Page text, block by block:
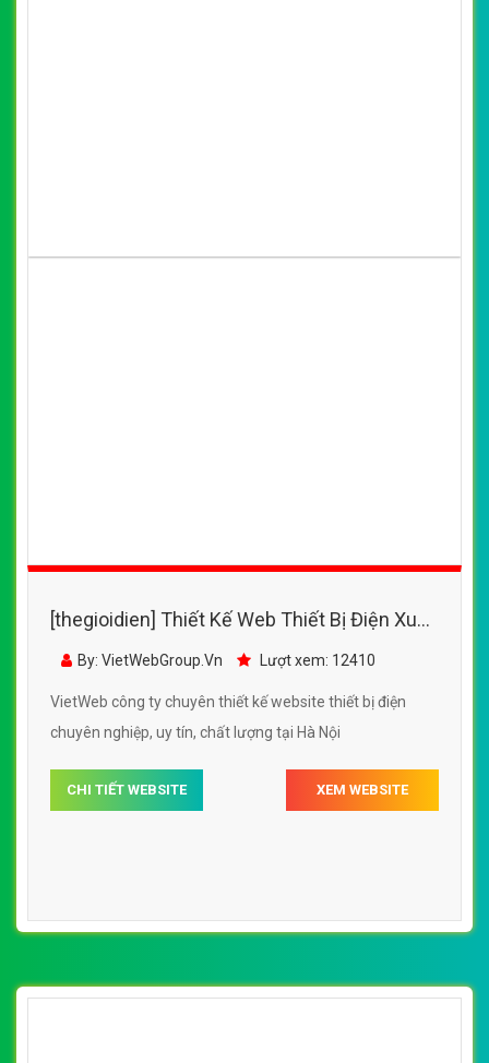
[thegioidien] Thiết Kế Web Thiết Bị Điện Xuân
Đạt đẹp SEO nhanh hiệu quả
By: VietWebGroup.Vn Lượt xem: 12410
VietWeb công ty chuyên thiết kế website thiết bị điện
chuyên nghiệp, uy tín, chất lượng tại Hà Nội
CHI TIẾT WEBSITE XEM WEBSITE